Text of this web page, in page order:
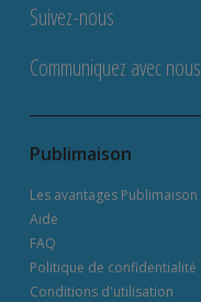
Suivez-nous
Communiquez avec nous
Publimaison
Les avantages Publimaison
Aide
FAQ
Politique de confidentialité
Conditions d'utilisation